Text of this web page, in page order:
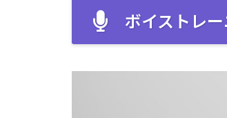
ボイストレ